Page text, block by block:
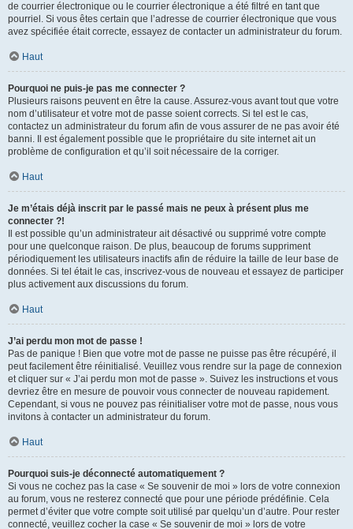
de courrier électronique ou le courrier électronique a été filtré en tant que
pourriel. Si vous êtes certain que l’adresse de courrier électronique que vous
avez spécifiée était correcte, essayez de contacter un administrateur du forum.
Haut
Pourquoi ne puis-je pas me connecter ?
Plusieurs raisons peuvent en être la cause. Assurez-vous avant tout que votre
nom d’utilisateur et votre mot de passe soient corrects. Si tel est le cas,
contactez un administrateur du forum afin de vous assurer de ne pas avoir été
banni. Il est également possible que le propriétaire du site internet ait un
problème de configuration et qu’il soit nécessaire de la corriger.
Haut
Je m’étais déjà inscrit par le passé mais ne peux à présent plus me
connecter ?!
Il est possible qu’un administrateur ait désactivé ou supprimé votre compte
pour une quelconque raison. De plus, beaucoup de forums suppriment
périodiquement les utilisateurs inactifs afin de réduire la taille de leur base de
données. Si tel était le cas, inscrivez-vous de nouveau et essayez de participer
plus activement aux discussions du forum.
Haut
J’ai perdu mon mot de passe !
Pas de panique ! Bien que votre mot de passe ne puisse pas être récupéré, il
peut facilement être réinitialisé. Veuillez vous rendre sur la page de connexion
et cliquer sur « J’ai perdu mon mot de passe ». Suivez les instructions et vous
devriez être en mesure de pouvoir vous connecter de nouveau rapidement.
Cependant, si vous ne pouvez pas réinitialiser votre mot de passe, nous vous
invitons à contacter un administrateur du forum.
Haut
Pourquoi suis-je déconnecté automatiquement ?
Si vous ne cochez pas la case « Se souvenir de moi » lors de votre connexion
au forum, vous ne resterez connecté que pour une période prédéfinie. Cela
permet d’éviter que votre compte soit utilisé par quelqu’un d’autre. Pour rester
connecté, veuillez cocher la case « Se souvenir de moi » lors de votre